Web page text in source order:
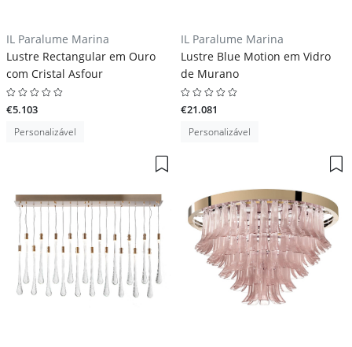
IL Paralume Marina
Lustre Rectangular em Ouro
com Cristal Asfour
€5.103
Personalizável
IL Paralume Marina
Lustre Blue Motion em Vidro
de Murano
€21.081
Personalizável